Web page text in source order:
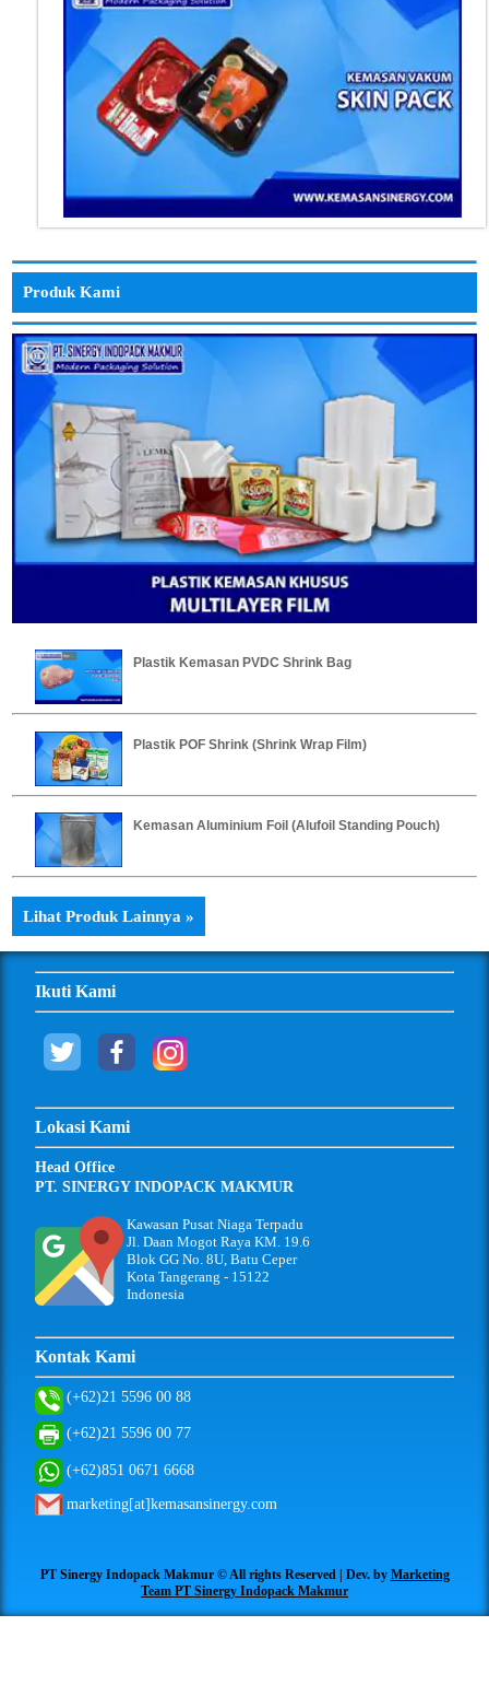
Produk Kami
Plastik Kemasan PVDC Shrink Bag
Plastik POF Shrink (Shrink Wrap Film)
Kemasan Aluminium Foil (Alufoil Standing Pouch)
Lihat Produk Lainnya »
Ikuti Kami
Lokasi Kami
Head Office
PT. SINERGY INDOPACK MAKMUR
Kawasan Pusat Niaga Terpadu
Jl. Daan Mogot Raya KM. 19.6
Blok GG No. 8U, Batu Ceper
Kota Tangerang - 15122
Indonesia
Kontak Kami
(+62)21 5596 00 88
(+62)21 5596 00 77
(+62)851 0671 6668
marketing[at]kemasansinergy.com
PT Sinergy Indopack Makmur © All rights Reserved | Dev. by Marketing
Team PT Sinergy Indopack Makmur